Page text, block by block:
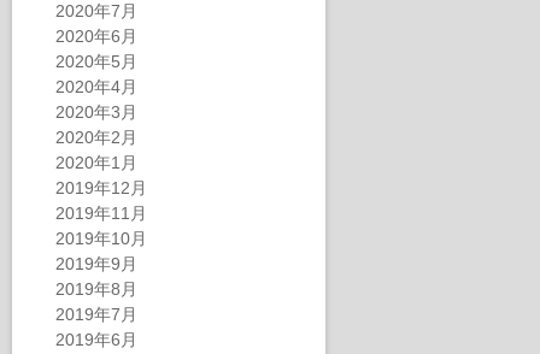
2020年7月
2020年6月
2020年5月
2020年4月
2020年3月
2020年2月
2020年1月
2019年12月
2019年11月
2019年10月
2019年9月
2019年8月
2019年7月
2019年6月